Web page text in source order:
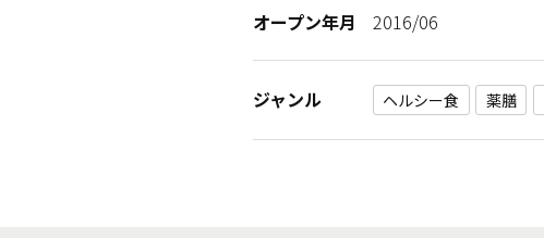
オープン年月 2016/06
ジャンル ヘルシー食 薬膳